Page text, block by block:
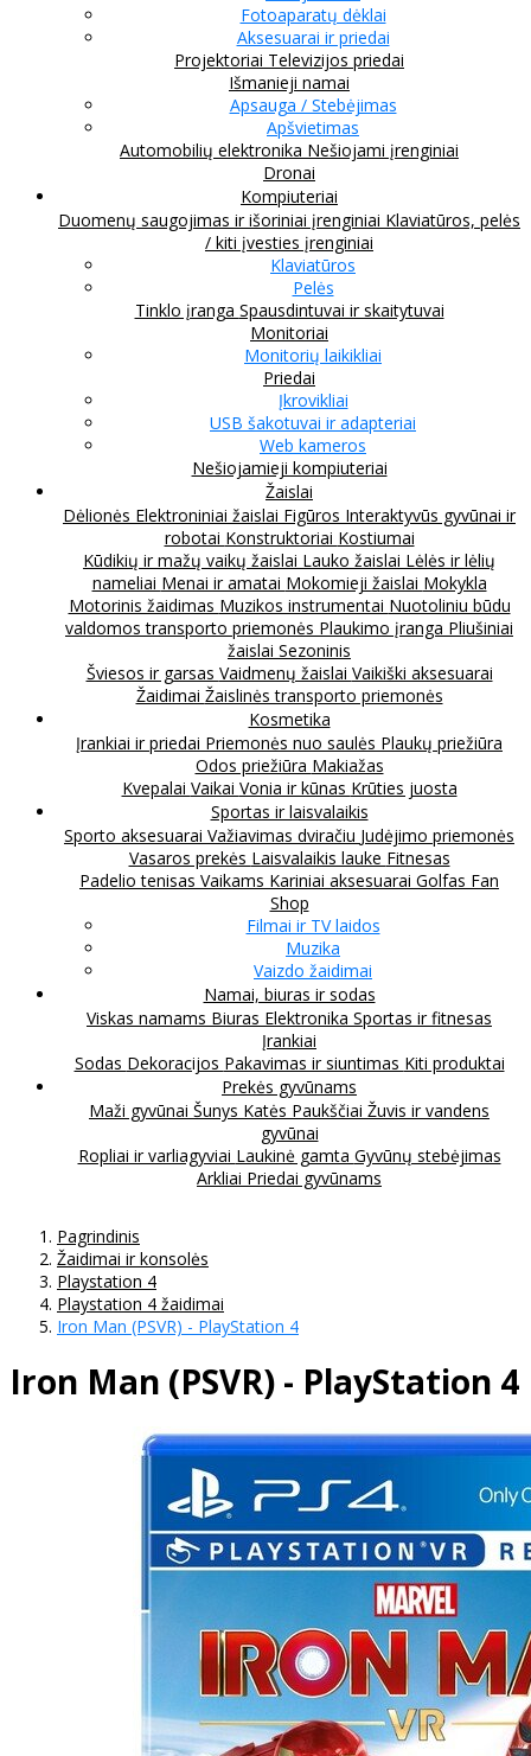
Fotoaparatų dėklai
Aksesuarai ir priedai
Projektoriai Televizijos priedai
Išmanieji namai
Apsauga / Stebėjimas
Apšvietimas
Automobilių elektronika Nešiojami įrenginiai
Dronai
Kompiuteriai
Duomenų saugojimas ir išoriniai įrenginiai Klaviatūros, pelės
/ kiti įvesties įrenginiai
Klaviatūros
Pelės
Tinklo įranga Spausdintuvai ir skaitytuvai
Monitoriai
Monitorių laikikliai
Priedai
Įkrovikliai
USB šakotuvai ir adapteriai
Web kameros
Nešiojamieji kompiuteriai
Žaislai
Dėlionės Elektroniniai žaislai Figūros Interaktyvūs gyvūnai ir
robotai Konstruktoriai Kostiumai
Kūdikių ir mažų vaikų žaislai Lauko žaislai Lėlės ir lėlių
nameliai Menai ir amatai Mokomieji žaislai Mokykla
Motorinis žaidimas Muzikos instrumentai Nuotoliniu būdu
valdomos transporto priemonės Plaukimo įranga Pliušiniai
žaislai Sezoninis
Šviesos ir garsas Vaidmenų žaislai Vaikiški aksesuarai
Žaidimai Žaislinės transporto priemonės
Kosmetika
Įrankiai ir priedai Priemonės nuo saulės Plaukų priežiūra
Odos priežiūra Makiažas
Kvepalai Vaikai Vonia ir kūnas Krūties juosta
Sportas ir laisvalaikis
Sporto aksesuarai Važiavimas dviračiu Judėjimo priemonės
Vasaros prekės Laisvalaikis lauke Fitnesas
Padelio tenisas Vaikams Kariniai aksesuarai Golfas Fan
Shop
Filmai ir TV laidos
Muzika
Vaizdo žaidimai
Namai, biuras ir sodas
Viskas namams Biuras Elektronika Sportas ir fitnesas
Įrankiai
Sodas Dekoracijos Pakavimas ir siuntimas Kiti produktai
Prekės gyvūnams
Maži gyvūnai Šunys Katės Paukščiai Žuvis ir vandens
gyvūnai
Ropliai ir varliagyviai Laukinė gamta Gyvūnų stebėjimas
Arkliai Priedai gyvūnams
Pagrindinis
Žaidimai ir konsolės
Playstation 4
Playstation 4 žaidimai
Iron Man (PSVR) - PlayStation 4
Iron Man (PSVR) - PlayStation 4